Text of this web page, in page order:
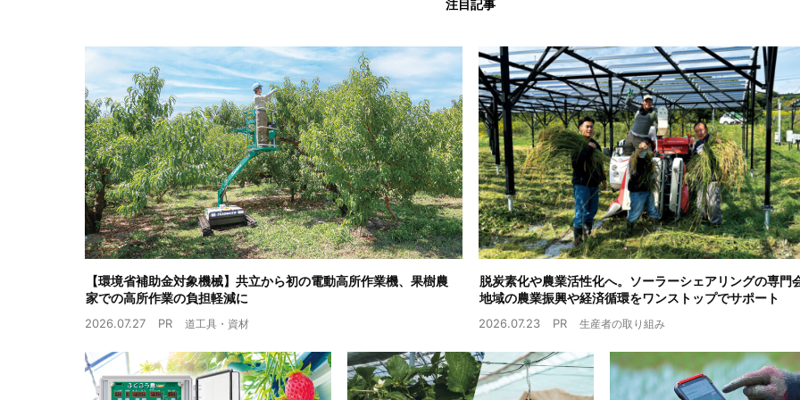
注目記事
【環境省補助金対象機械】共立から初の電動高所作業機、果樹農
家での高所作業の負担軽減に
2026.07.27 PR 道工具・資材
脱炭素化や農業活性化へ。ソーラーシェアリングの専門
地域の農業振興や経済循環をワンストップでサポート
2026.07.23 PR 生産者の取り組み